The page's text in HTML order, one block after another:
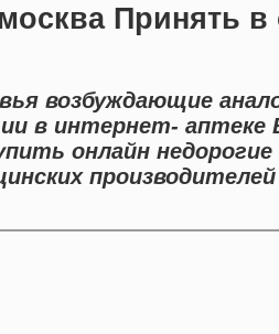
Принять
возбуждающие
в интернет- аптеке
онлайн недорогие